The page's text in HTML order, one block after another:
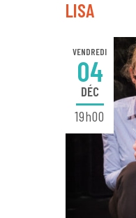
LISA
VENDREDI
04
DÉC
19h00